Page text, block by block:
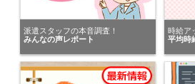
株式会社ドリームアシスト
にキニナルを送りました。
愛知県の女性が
株式会社ワークナビ 大府支店
にキニナルを送りました。
派遣スタッフの本音調査！
みんなの声レポート
時給ア
平均時